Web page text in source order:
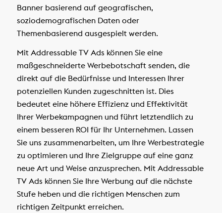
Banner basierend auf geografischen,
soziodemografischen Daten oder
Themenbasierend ausgespielt werden.
Mit Addressable TV Ads können Sie eine
maßgeschneiderte Werbebotschaft senden, die
direkt auf die Bedürfnisse und Interessen Ihrer
potenziellen Kunden zugeschnitten ist. Dies
bedeutet eine höhere Effizienz und Effektivität
Ihrer Werbekampagnen und führt letztendlich zu
einem besseren ROI für Ihr Unternehmen. Lassen
Sie uns zusammenarbeiten, um Ihre Werbestrategie
zu optimieren und Ihre Zielgruppe auf eine ganz
neue Art und Weise anzusprechen. Mit Addressable
TV Ads können Sie Ihre Werbung auf die nächste
Stufe heben und die richtigen Menschen zum
richtigen Zeitpunkt erreichen.